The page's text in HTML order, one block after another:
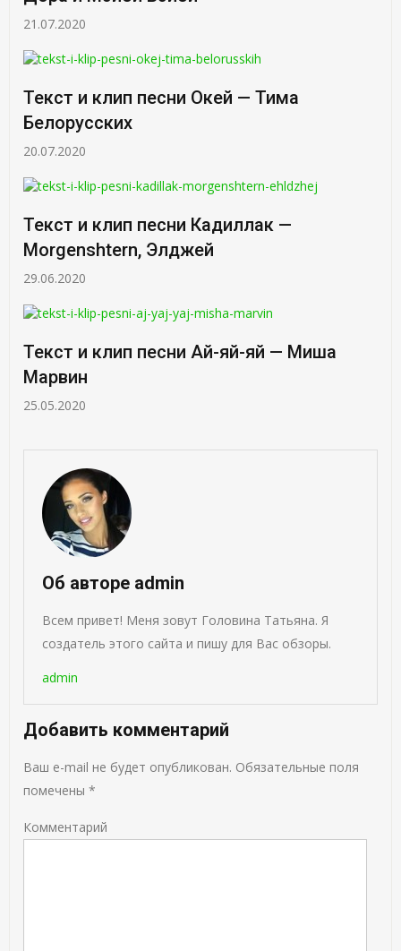
21.07.2020
Текст и клип песни Окей — Тима
Белорусских
20.07.2020
Текст и клип песни Кадиллак —
Morgenshtern, Элджей
29.06.2020
Текст и клип песни Ай-яй-яй — Миша
Марвин
25.05.2020
Об авторе admin
Всем привет! Меня зовут Головина Татьяна. Я
создатель этого сайта и пишу для Вас обзоры.
admin
Добавить комментарий
Ваш e-mail не будет опубликован. Обязательные поля
помечены*
Комментарий